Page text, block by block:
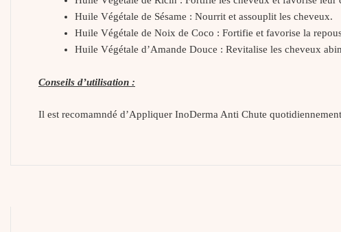
Huile Végétale de Sésame : Nourrit et assouplit les cheveux.
Huile Végétale de Noix de Coco : Fortifie et favorise la
Huile Végétale d’Amande Douce : Revitalise les cheveux
Conseils d’utilisation :
Il est recomamndé d’Appliquer InoDerma Anti Chute